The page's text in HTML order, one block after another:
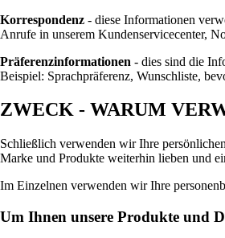
Korrespondenz - diese Informationen
Anrufe in unserem Kundenservicecenter,
Präferenzinformationen - dies sind die
Beispiel: Sprachpräferenz, Wunschliste,
ZWECK - WARUM
Schließlich verwenden wir Ihre
Marke und Produkte weiterhin lieben und
Im Einzelnen verwenden wir Ihre
Um Ihnen unsere Produkte und